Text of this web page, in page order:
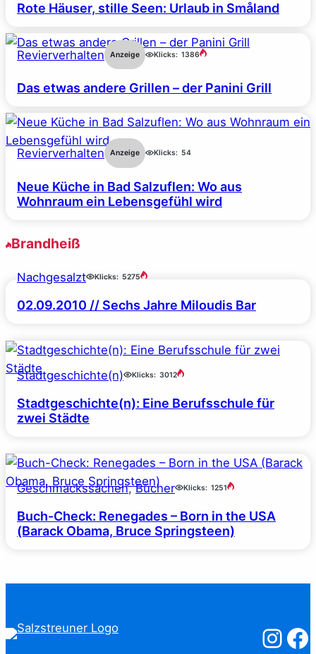
Rote Häuser, stille Seen: Urlaub in Småland
Revierverhalten Anzeige Klicks: 1386
Das etwas andere Grillen – der Panini Grill
Revierverhalten Anzeige Klicks: 54
Neue Küche in Bad Salzuflen: Wo aus
Wohnraum ein Lebensgefühl wird
Brandheiß
Nachgesalzt Klicks: 5275
02.09.2010 // Sechs Jahre Miloudis Bar
Stadtgeschichte(n) Klicks: 3012
Stadtgeschichte(n): Eine Berufsschule für
zwei Städte
Geschmackssachen, Bücher Klicks: 1251
Buch-Check: Renegades – Born in the USA
(Barack Obama, Bruce Springsteen)